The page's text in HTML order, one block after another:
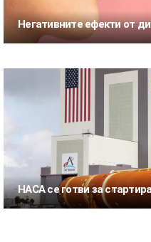
Негативните ефекти от
НАСА се готви за